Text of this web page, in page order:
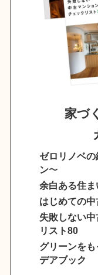
家づ
ゼロリノベ
ン〜
余白ある住
はじめての
失敗しない
リスト80
グリーンを
デアブック